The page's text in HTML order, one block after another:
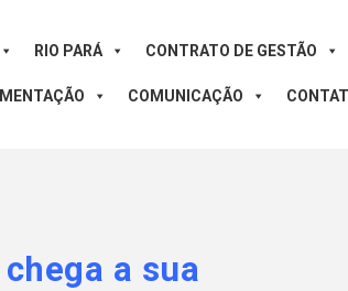
RIO PARÁ CONTRATO DE GESTÃO
COMUNICAÇÃO
a sua